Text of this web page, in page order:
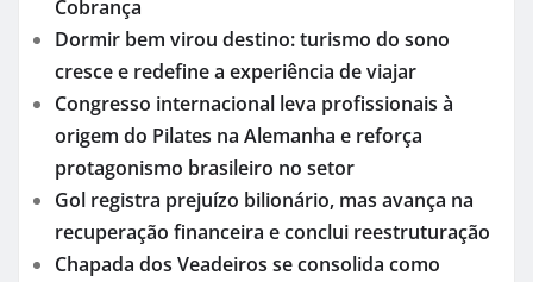
Cobrança
Dormir bem virou destino: turismo do sono
cresce e redefine a experiência de viajar
Congresso internacional leva profissionais à
origem do Pilates na Alemanha e reforça
protagonismo brasileiro no setor
Gol registra prejuízo bilionário, mas avança na
recuperação financeira e conclui reestruturação
Chapada dos Veadeiros se consolida como